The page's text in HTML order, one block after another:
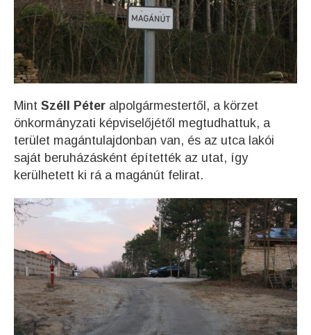
Mint Széll Péter alpolgármestertől, a körzet
önkormányzati képviselőjétől megtudhattuk, a
terület magántulajdonban van, és az utca lakói
saját beruházásként építették az utat, így
kerülhetett ki rá a magánút felirat.